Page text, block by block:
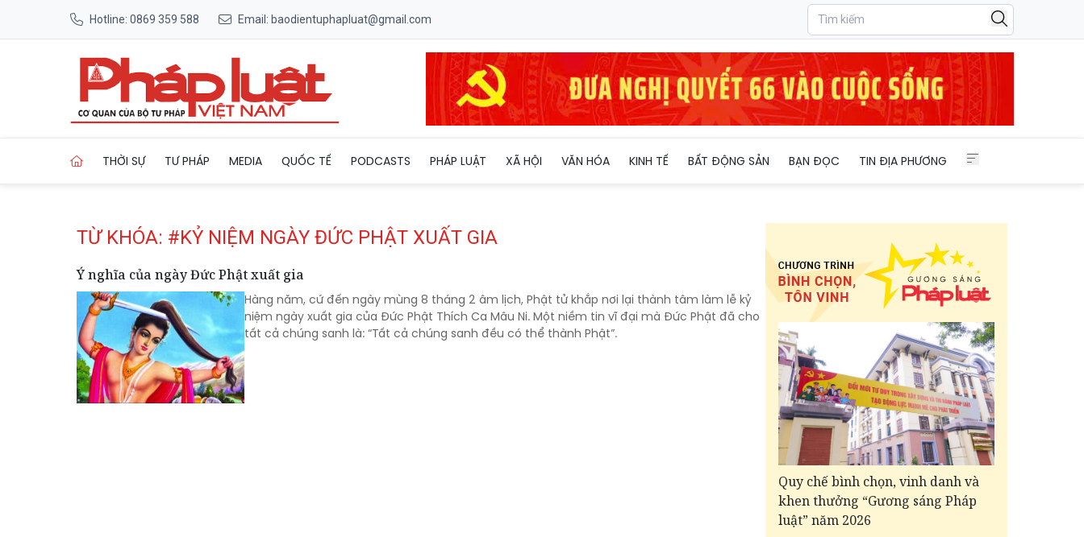
Hotline: 0869 359 588 Email: baodientuphapluat@gmail.com
THỜI SỰ TƯ PHÁP MEDIA QUỐC TẾ PODCASTS PHÁP LUẬT XÃ HỘI VĂN HÓA KINH TẾ BẤT ĐỘNG SẢN BẠN ĐỌC TIN ĐỊA PHƯƠNG
TỪ KHÓA: #KỶ NIỆM NGÀY ĐỨC PHẬT XUẤT GIA
Ý nghĩa của ngày Đức Phật xuất gia
Hàng năm, cứ đến ngày mùng 8 tháng 2 âm lịch, Phật tử khắp nơi lại thành tâm làm lễ kỷ
niệm ngày xuất gia của Đức Phật Thích Ca Mâu Ni. Một niềm tin vĩ đại mà Đức Phật đã cho
tất cả chúng sanh là: “Tất cả chúng sanh đều có thể thành Phật”.
Quy chế bình chọn, vinh danh và
khen thưởng “Gương sáng Pháp
luật” năm 2026